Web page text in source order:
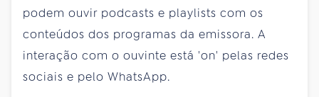
podem ouvir podcasts e playlists com os
conteúdos dos programas da emissora. A
interação com o ouvinte está 'on' pelas redes
sociais e pelo WhatsApp.